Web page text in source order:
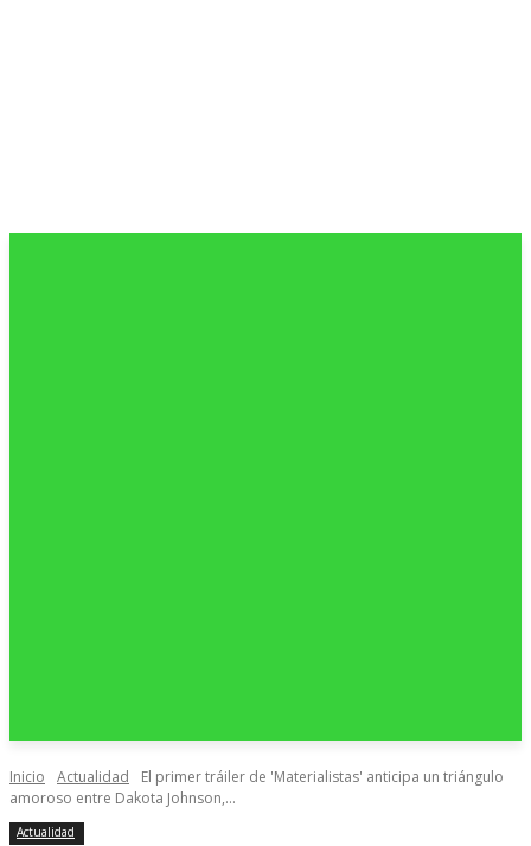
Inicio Actualidad
El primer tráiler de 'Materialistas' anticipa un triángulo
amoroso entre Dakota Johnson,...
Actualidad